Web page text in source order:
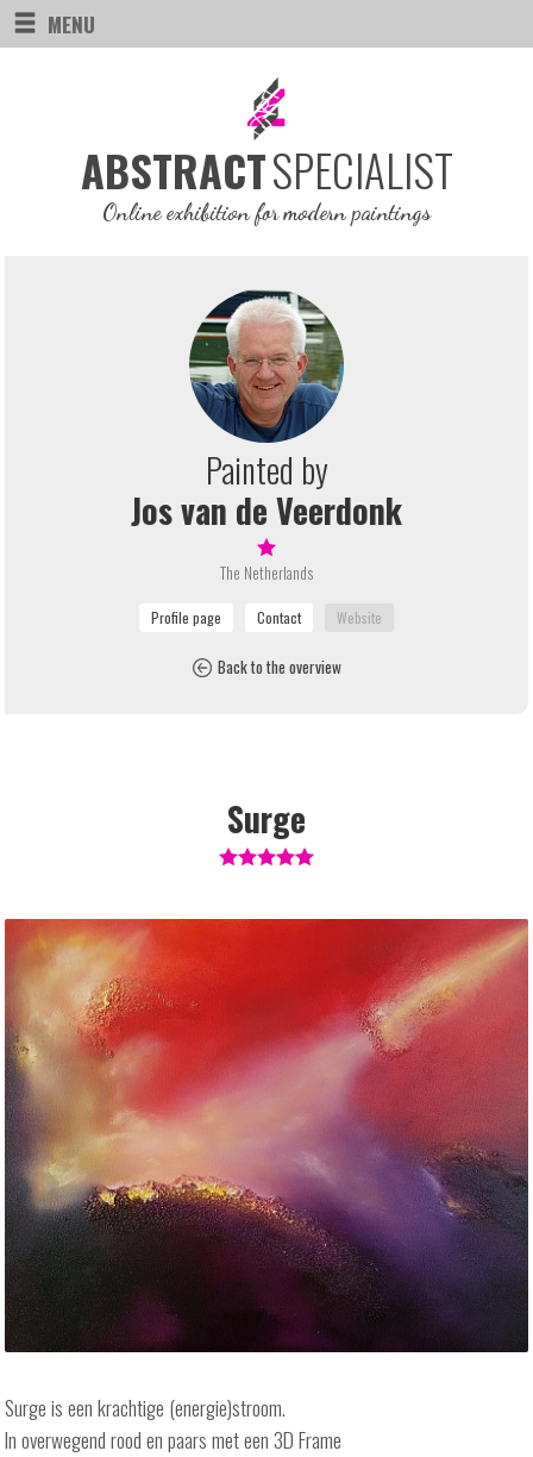
MENU
ABSTRACTSPECIALIST
Online exhibition for modern paintings
Painted by
Jos van de Veerdonk
The Netherlands
Back to the overview
Surge
Surge is een krachtige (energie)stroom.
In overwegend rood en paars met een 3D Frame